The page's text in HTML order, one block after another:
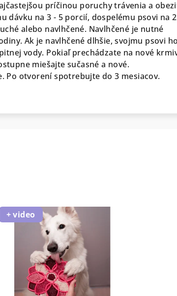
príčinou poruchy trávenia a
dávku na 3 - 5 porcií, dospelému psovi na 2
alebo navlhčené. Navlhčené je nutné
Ak je navlhčené dlhšie, svojmu psovi
vody. Pokiaľ prechádzate na nové
miešajte sučasné a nové.
Po otvorení spotrebujte do 3 mesiacov.
+ video